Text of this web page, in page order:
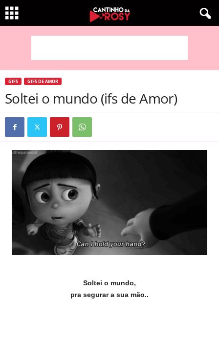
GIFS GIFS DE AMOR
Soltei o mundo (ifs de Amor)
Soltei o mundo,
pra segurar a sua mão..